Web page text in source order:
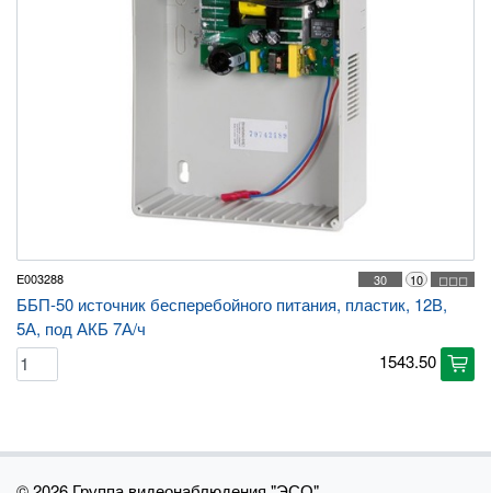
E003288 ◻◻◻
10
30
ББП-50 источник бесперебойного питания, пластик, 12В,
5А, под АКБ 7А/ч
1543.50 cart